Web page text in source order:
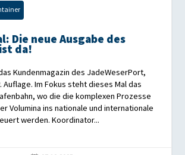
Die neue Ausgabe des
da!
Kundenmagazin des JadeWeserPort,
Auflage. Im Fokus steht dieses Mal das
wo die die komplexen Prozesse
Volumina ins nationale und internationale
werden. Koordinator...